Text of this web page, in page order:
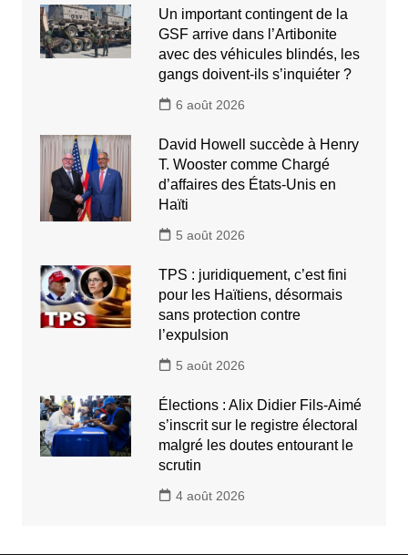
Un important contingent de la
GSF arrive dans l’Artibonite
avec des véhicules blindés, les
gangs doivent-ils s’inquiéter ?
6 août 2026
David Howell succède à Henry
T. Wooster comme Chargé
d’affaires des États-Unis en
Haïti
5 août 2026
TPS : juridiquement, c’est fini
pour les Haïtiens, désormais
sans protection contre
l’expulsion
5 août 2026
Élections : Alix Didier Fils-Aimé
s’inscrit sur le registre électoral
malgré les doutes entourant le
scrutin
4 août 2026